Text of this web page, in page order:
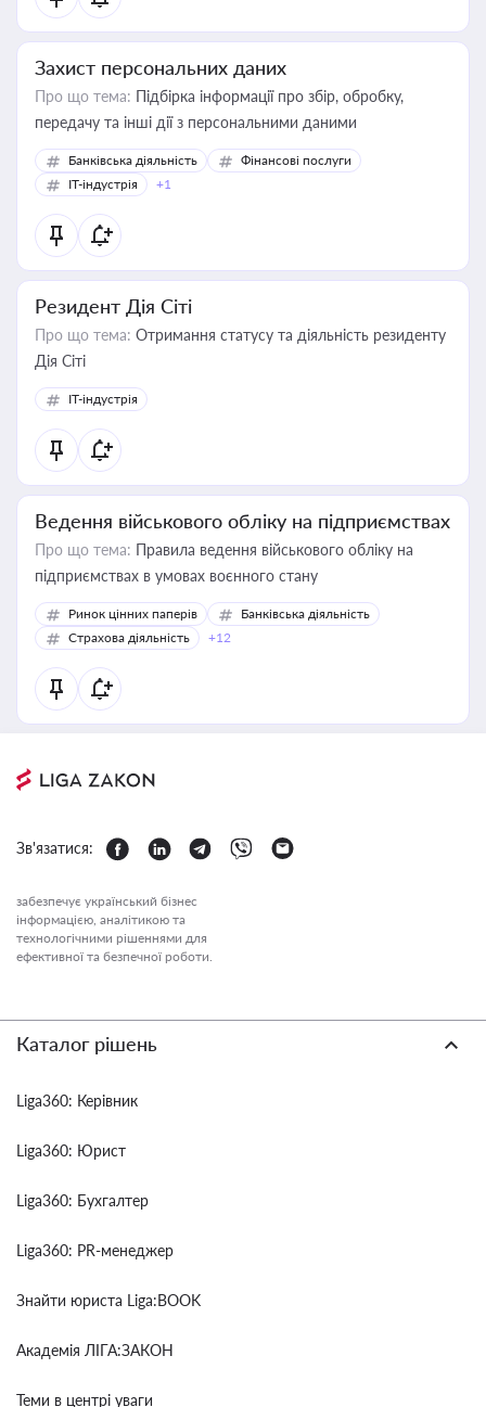
Захист персональних даних
Про що тема: Підбірка інформації про збір, обробку,
передачу та інші дії з персональними даними
Банківська діяльність
Фінансові послуги
IT-індустрія
+1
Резидент Дія Сіті
Про що тема: Отримання статусу та діяльність резиденту
Дія Сіті
IT-індустрія
Ведення військового обліку на підприємствах
Про що тема: Правила ведення військового обліку на
підприємствах в умовах воєнного стану
Ринок цінних паперів
Банківська діяльність
Страхова діяльність
+12
Зв'язатися:
забезпечує український бізнес
інформацією, аналітикою та
технологічними рішеннями для
ефективної та безпечної роботи.
Каталог рішень
Liga360: Керівник
Liga360: Юрист
Liga360: Бухгалтер
Liga360: PR-менеджер
Знайти юриста Liga:BOOK
Академія ЛІГА:ЗАКОН
Теми в центрі уваги